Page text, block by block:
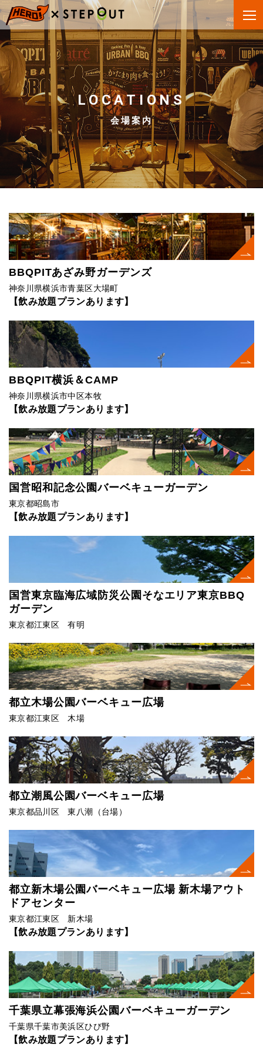
LOCATIONS
会場案内
BBQPITあざみ野ガーデンズ
神奈川県横浜市青葉区大場町
【飲み放題プランあります】
BBQPIT横浜＆CAMP
神奈川県横浜市中区本牧
【飲み放題プランあります】
国営昭和記念公園バーベキューガーデン
東京都昭島市
【飲み放題プランあります】
国営東京臨海広域防災公園そなエリア東京BBQ
ガーデン
東京都江東区 有明
都立木場公園バーベキュー広場
東京都江東区 木場
都立潮風公園バーベキュー広場
東京都品川区 東八潮（台場）
都立新木場公園バーベキュー広場 新木場アウト
ドアセンター
東京都江東区 新木場
【飲み放題プランあります】
千葉県立幕張海浜公園バーベキューガーデン
千葉県千葉市美浜区ひび野
【飲み放題プランあります】